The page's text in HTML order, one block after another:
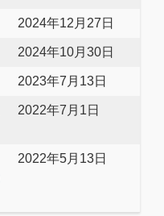
2024年12月27日
2024年10月30日
2023年7月13日
2022年7月1日
2022年5月13日